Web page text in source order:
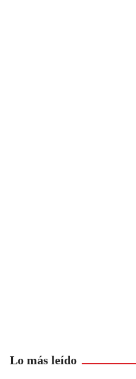
Lo más leído